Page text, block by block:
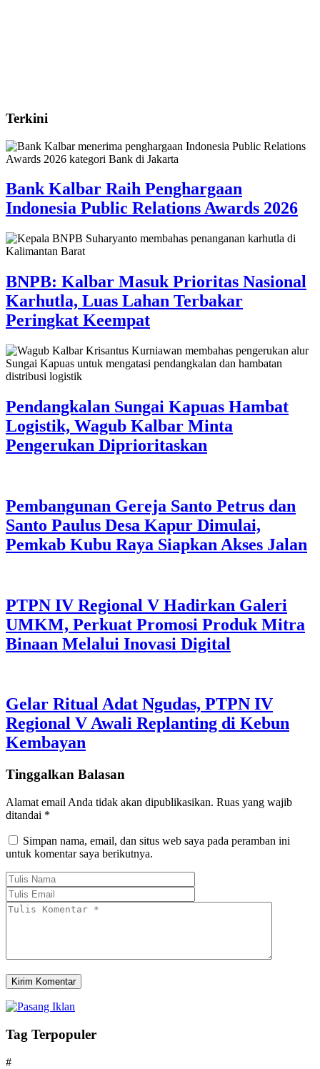
Terkini
Bank Kalbar Raih Penghargaan
Indonesia Public Relations Awards 2026
BNPB: Kalbar Masuk Prioritas Nasional
Karhutla, Luas Lahan Terbakar
Peringkat Keempat
Pendangkalan Sungai Kapuas Hambat
Logistik, Wagub Kalbar Minta
Pengerukan Diprioritaskan
Pembangunan Gereja Santo Petrus dan
Santo Paulus Desa Kapur Dimulai,
Pemkab Kubu Raya Siapkan Akses Jalan
PTPN IV Regional V Hadirkan Galeri
UMKM, Perkuat Promosi Produk Mitra
Binaan Melalui Inovasi Digital
Gelar Ritual Adat Ngudas, PTPN IV
Regional V Awali Replanting di Kebun
Kembayan
Tinggalkan Balasan
Alamat email Anda tidak akan dipublikasikan. Ruas yang wajib
ditandai *
Simpan nama, email, dan situs web saya pada peramban ini
untuk komentar saya berikutnya.
Tag Terpopuler
#